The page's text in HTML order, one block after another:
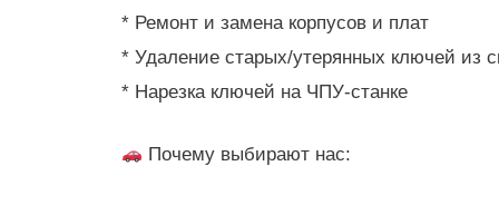
* Ремонт и замена корпусов и плат
* Удаление старых/утерянных ключей из
* Нарезка ключей на ЧПУ-станке
Почему выбирают нас: